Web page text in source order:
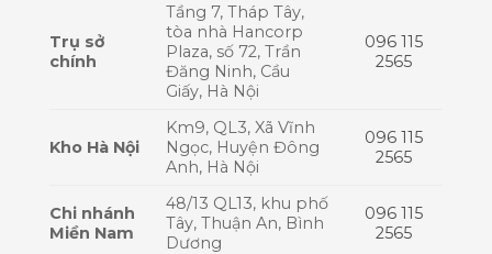
Trụ sở
chính
Tầng 7, Tháp Tây,
tòa nhà Hancorp
Plaza, số 72, Trần
Đăng Ninh, Cầu
Giấy, Hà Nội
096 115
2565
Kho Hà Nội
Km9, QL3, Xã Vĩnh
Ngọc, Huyện Đông
Anh, Hà Nội
096 115
2565
Chi nhánh
Miền Nam
48/13 QL13, khu phố
Tây, Thuận An, Bình
Dương
096 115
2565